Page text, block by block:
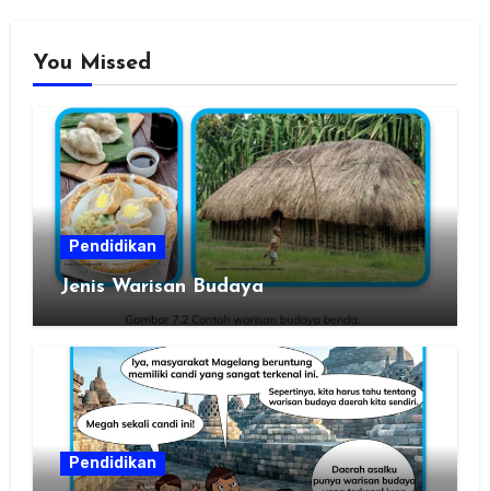
You Missed
Pendidikan
Jenis Warisan Budaya
Pendidikan